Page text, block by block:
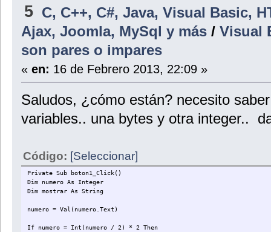
5 C, C++, C#, Java, Visual Basic,
Ajax, Joomla, MySql y más/ Visual
son pares o impares
« en: 16 de Febrero 2013, 22:09 »
Saludos, ¿cómo están? necesito
variables.. una bytes y otra integer..
Código: [Seleccionar]
Private Sub boton1_Click()
Dim numero As Integer
Dim mostrar As String
numero = Val(numero.Text)
If numero = Int(numero / 2) * 2 Then